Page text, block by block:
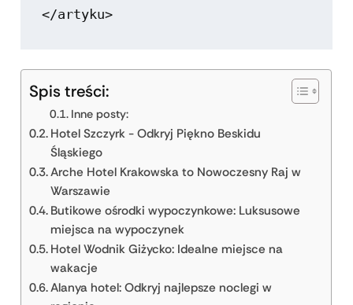
Spis treści:
Inne posty:
Hotel Szczyrk - Odkryj Piękno Beskidu
Śląskiego
Arche Hotel Krakowska to Nowoczesny Raj w
Warszawie
Butikowe ośrodki wypoczynkowe: Luksusowe
miejsca na wypoczynek
Hotel Wodnik Giżycko: Idealne miejsce na
wakacje
Alanya hotel: Odkryj najlepsze noclegi w